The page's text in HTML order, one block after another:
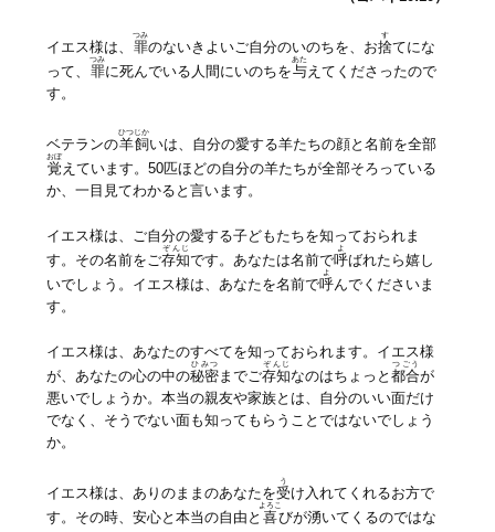
イエス様は、 罪
つみ
のないきよいご自分のいのちを、お捨
す
てにな
って、 罪
つみ
に死んでいる人間にいのちを与
あた
えてくださったので
す。
ベテランの羊飼
ひつじか
いは、自分の愛する羊たちの顔と名前を全部
覚
おぼ
えています。50匹ほどの自分の羊たちが全部そろっている
か、一目見てわかると言います。
イエス様は、ご自分の愛する子どもたちを知っておられま
す。その名前をご存知
ぞんじ
です。あなたは名前で呼
よ
ばれたら嬉し
いでしょう。イエス様は、あなたを名前で呼
よ
んでくださいま
す。
イエス様は、あなたのすべてを知っておられます。イエス様
が、あなたの心の中の秘密
ひみつ
までご存知
ぞんじ
なのはちょっと都合
つごう
が
悪いでしょうか。本当の親友や家族とは、自分のいい面だけ
でなく、そうでない面も知ってもらうことではないでしょう
か。
イエス様は、ありのままのあなたを受
う
け入れてくれるお方で
す。その時、安心と本当の自由と 喜
よろこ
びが湧いてくるのではな